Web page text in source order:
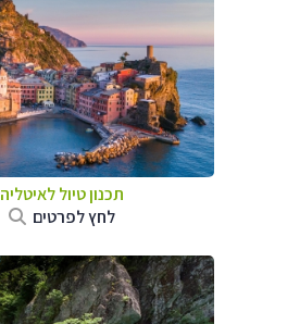
תכנון טיול לאיטליה
לחץ לפרטים